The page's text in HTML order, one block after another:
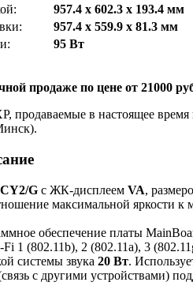
957.4 x 602.3 x 193.4 мм
957.4 x 559.9 x 81.3 мм
95 Вт
продаже по цене от 21000
продаваемые в настоящее
G с ЖК-дисплеем VA,
максимальной яркости
обеспечение платы
1 (802.11b), 2 (802.11a), 3
системы звука 20 Вт.
с другими устройствами)